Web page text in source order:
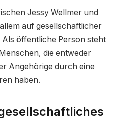
Jessy Wellmer und
auf gesellschaftlicher
öffentliche Person steht
die entweder
Angehörige durch eine
haben.